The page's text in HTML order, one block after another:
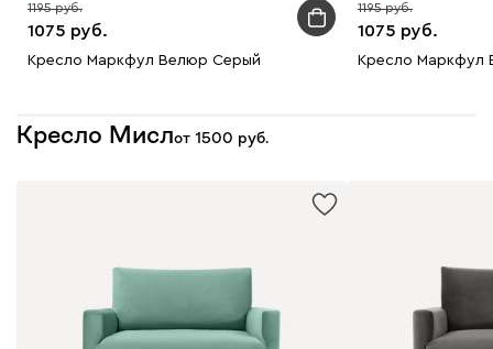
1075
1195
Кресло Маркфул Велюр Серый
1075
1195
Кресло Маркфул
Кресло Мислот 1500